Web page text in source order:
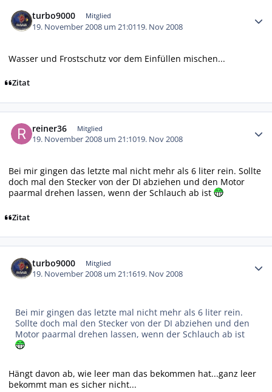
turbo9000 Mitglied
19. November 2008 um 21:0119. Nov 2008
Wasser und Frostschutz vor dem Einfüllen mischen...
Zitat
reiner36 Mitglied
19. November 2008 um 21:1019. Nov 2008
Bei mir gingen das letzte mal nicht mehr als 6 liter rein. Sollte
doch mal den Stecker von der DI abziehen und den Motor
paarmal drehen lassen, wenn der Schlauch ab ist
Zitat
turbo9000 Mitglied
19. November 2008 um 21:1619. Nov 2008
Bei mir gingen das letzte mal nicht mehr als 6 liter rein.
Sollte doch mal den Stecker von der DI abziehen und den
Motor paarmal drehen lassen, wenn der Schlauch ab ist
Hängt davon ab, wie leer man das bekommen hat...ganz leer
bekommt man es sicher nicht...